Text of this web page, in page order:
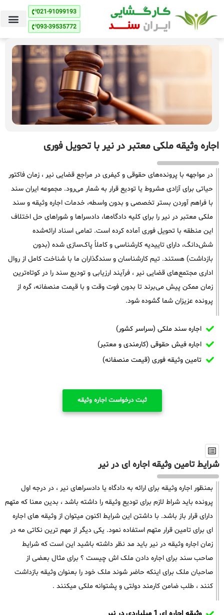
021-91099193
093-39535772
اجاره وثیقه ملکی معتبر در نیر با تحویل فوری
در مواجهه با پرونده‌های حقوقی و کیفری در مراجع قضایی نیر ، زمان فاکتور
حیاتی برای آزادی مشروط یا تودیع قرار به شمار می‌رود. مجموعه ایران سند
با فراهم آوردن بستر تخصصی و بدون واسطه، خدمات اجاره وثیقه و سند
ملکی معتبر در نیر را برای کلیه دادگاه‌ها، دادسراها و شوراهای حل اختلاف
این منطقه با تحویل فوری آماده کرده است. تمامی اسناد ارائه‌شده
شش‌دانگ، دارای تاییدیه کارشناسی و کاملاً پاک‌سازی شده (بدون
بازداشت) هستند. تیم کارشناسان و سندگذاران ما با شناخت کامل از روال
اداری مجتمع‌های قضایی نیر ، فرآیند ارزیابی و تودیع سند را در کوتاه‌ترین
زمان ممکن پیش می‌برند تا بدون فوت وقت و با قیمت منصفانه، گره از
پرونده عزیزان شما گشوده شود.
اجاره سند ملکی (سراسر کشور)
اجاره فیش حقوقی (کارمندی و معتبر)
تامین وثیقه فوری (قیمت منصفانه)
ثبت درخواست اجاره وثیقه
شرایط تامین وثیقه اجاره ای در نیر
بمنظور اجاره وثیقه برای ارائه به دادگاه یا دادسراهای نیر ، در درجه اول
پرونده باید شراط لازم برای تودیع وثیقه را داشته باشد ، بدین معنا که متهم
دارای قرار باز باشد. با داشتن این شرایط اکنون میتوان از وثیقه های اجاره
ای برای تامین قرار متهم استفاده نمود. یکی دیگر از مهم ترین نکاتی مه در
زمان اجاره وثیقه در نیر باید مد نظر داشته باشید این است که شرایط
صاحب سند برای اجاره دادن ملک اش چیست ؟ برای مثال بعضی از
صاحبان ملک برای اینکه حاضر شوند ملک خود را بعنوان وثیقه بازداشت
کنند ، طلب ضامن کارمند دولتی و پشتوانه ملکی میکنند .